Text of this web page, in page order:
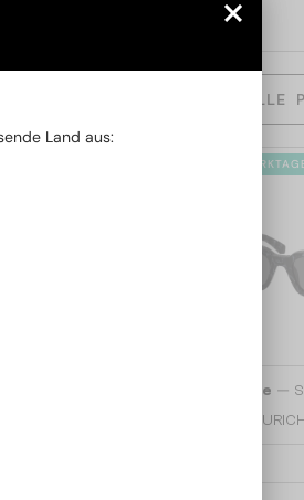
ALLE
2-4
Off-White —
OERI018
Land aus: